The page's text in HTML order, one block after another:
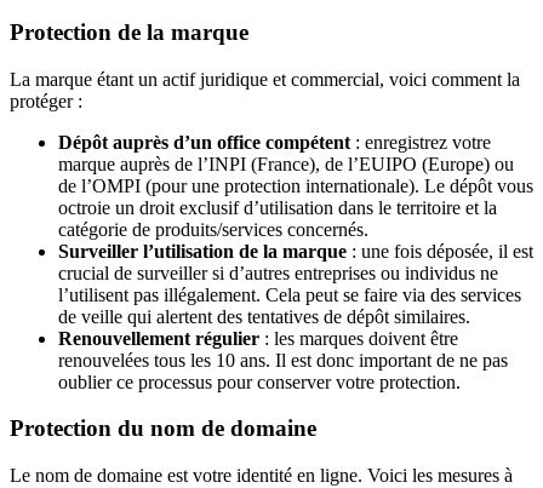
Protection de la marque
La marque étant un actif juridique et commercial, voici comment la
protéger :
Dépôt auprès d’un office compétent : enregistrez votre
marque auprès de l’INPI (France), de l’EUIPO (Europe) ou
de l’OMPI (pour une protection internationale). Le dépôt vous
octroie un droit exclusif d’utilisation dans le territoire et la
catégorie de produits/services concernés.
Surveiller l’utilisation de la marque : une fois déposée, il est
crucial de surveiller si d’autres entreprises ou individus ne
l’utilisent pas illégalement. Cela peut se faire via des services
de veille qui alertent des tentatives de dépôt similaires.
Renouvellement régulier : les marques doivent être
renouvelées tous les 10 ans. Il est donc important de ne pas
oublier ce processus pour conserver votre protection.
Protection du nom de domaine
Le nom de domaine est votre identité en ligne. Voici les mesures à